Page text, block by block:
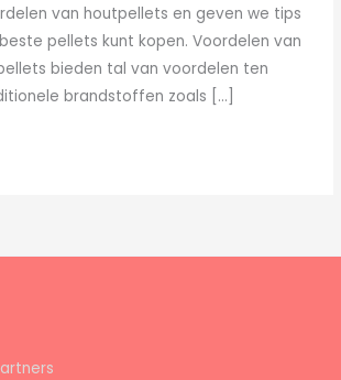
van houtpellets en geven we tips
pellets kunt kopen. Voordelen van
bieden tal van voordelen ten
brandstoffen zoals […]